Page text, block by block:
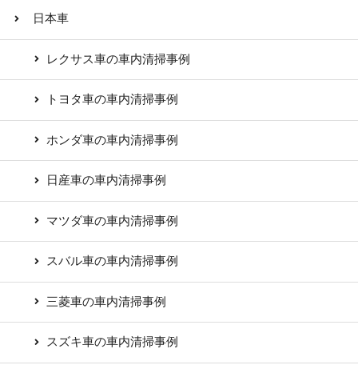
日本車
レクサス車の車内清掃事例
トヨタ車の車内清掃事例
ホンダ車の車内清掃事例
日産車の車内清掃事例
マツダ車の車内清掃事例
スバル車の車内清掃事例
三菱車の車内清掃事例
スズキ車の車内清掃事例